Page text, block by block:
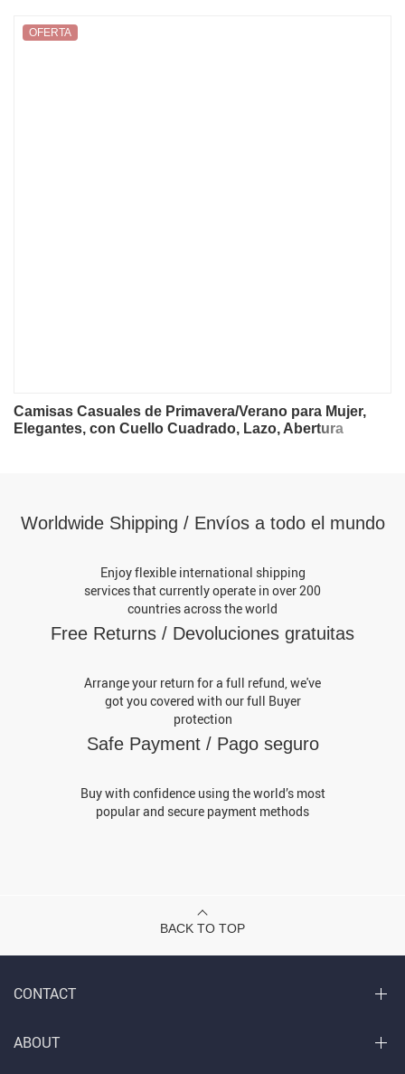
Camisas Casuales de Primavera/Verano para Mujer,
Elegantes, con Cuello Cuadrado, Lazo, Abertura
OFERTA
Worldwide Shipping / Envíos a todo el mundo
Enjoy flexible international shipping
services that currently operate in over 200
countries across the world
Free Returns / Devoluciones gratuitas
Arrange your return for a full refund, we've
got you covered with our full Buyer
protection
Safe Payment / Pago seguro
Buy with confidence using the world’s most
popular and secure payment methods
BACK TO TOP
CONTACT
ABOUT